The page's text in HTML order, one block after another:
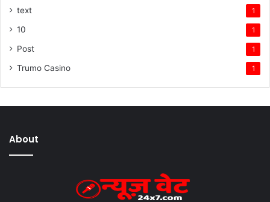
text 1
10 1
Post 1
Trumo Casino 1
About